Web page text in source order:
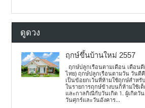
ดูดวง
ฤกษ์ขึ้นบ้านใหม่ 2557
ฤกษ์ปลูกเรือนตามเดือน เดือนดี
ไทย) ฤกษ์ปลูกเรือนตามวัน วันดี
เป็นข้อยกเว้นที่ห้ามใช้ฤกษ์สำหรั
ในรายการฤกษ์ข้างบนก็ห้ามใช้เ
และกาลกิณีกับวันเกิด 1. ผู้เกิดวั
วันศุกร์และวันอังคาร...